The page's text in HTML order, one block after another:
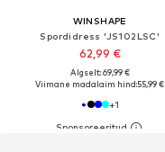
WINSHAPE
Spordidress 'JS102LSC'
62,99 €
Algselt: 69,99 €
Viimane madalaim hind:55,99 €
+1